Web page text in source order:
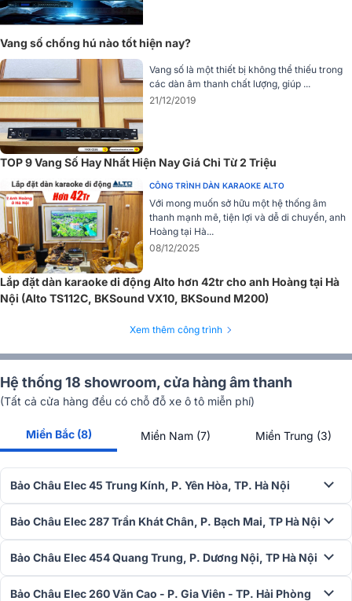
Hỗ trợ kết nối đa dạng
Vang số Bksound VX10 hỗ trợ kết nối đa dạng và linh hoạt, đáp ứng
mọi nhu cầu sử dụng trong hệ thống âm thanh karaoke chuyên
nghiệp. Thiết bị có khả năng tự động lựa chọn nguồn âm thanh từ
nhiều đầu vào khác nhau nhưBluetooth, đầu phátUSB, cổng
quang học (optical)và đồng trục (coaxial), giúp quá trình chuyển
đổi nguồn âm diễn ra mượt mà và nhanh chóng.
Bên cạnh đó, thiết bị còn tích hợp điều khiển phím với khả năng điều
chỉnh độc lập cho8 kênh, mang lại sự tiện lợi và chính xác trong
việc tinh chỉnh âm thanh. Đặc biệt, vang số Bksound VX10 hỗ trợ
lập và quản lý thiết bị từ xa, đồng thời khắc phục triệt để các vấn
TOP 10 Mẫu Vang Số Karaoke hay nhất hiện
nay
nay đã được Bảo Châu Elec tổng hợp trong
bài viết này. Mời các bạn cùng tham khảo.
Vang JBL, AAP, BIK, Bksound
3. Các chế độ âm thanh của vang số Bksound VX10
Vang số Bksound VX10 sở hữu nhiều chế độ âm thanh đa dạng và
linh hoạt, giúp người dùng dễ dàng tùy chỉnh để phù hợp với từng
không gian và phong cách hát khác nhau. Cụ thể, các chế độ âm
thanh của VX10 bao gồm:
Chế độ điều chỉnh Echo: Người dùng có thể tùy chỉnh độ vang
Vang số chống hú nào tốt hiện nay?
Vang số là một thiết bị không thể thiếu trong
các dàn âm thanh chất lượng, giúp ...
21/12/2019
TOP 9 Vang Số Hay Nhất Hiện Nay Giá Chỉ Từ 2 Triệu
CÔNG TRÌNH DÀN KARAOKE ALTO
Với mong muốn sở hữu một hệ thống âm
thanh mạnh mẽ, tiện lợi và dễ di chuyển, anh
Hoàng tại Hà...
08/12/2025
Lắp đặt dàn karaoke di động Alto hơn 42tr cho anh Hoàng tại Hà
Nội (Alto TS112C, BKSound VX10, BKSound M200)
Xem thêm công trình
Hệ thống 18 showroom, cửa hàng âm thanh
(Tất cả cửa hàng đều có chỗ đỗ xe ô tô miễn phí)
Miền Bắc (8) Miền Nam (7) Miền Trung (3)
Bảo Châu Elec 45 Trung Kính, P. Yên Hòa, TP. Hà Nội
Bảo Châu Elec 287 Trần Khát Chân, P. Bạch Mai, TP Hà Nội
Bảo Châu Elec 454 Quang Trung, P. Dương Nội, TP Hà Nội
Bảo Châu Elec 260 Văn Cao - P. Gia Viên - TP. Hải Phòng